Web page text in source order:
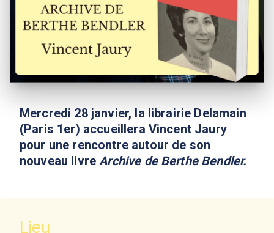
Mercredi 28 janvier, la librairie Delamain
(Paris 1er) accueillera Vincent Jaury
pour une rencontre autour de son
nouveau livreArchive de Berthe Bendler.
Lieu